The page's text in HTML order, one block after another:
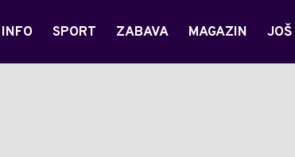
INFO SPORT ZABAVA MAGAZIN JOŠ